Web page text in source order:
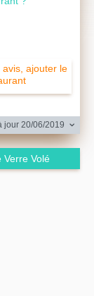
ajouter le
jour 20/06/2019
Verre Volé